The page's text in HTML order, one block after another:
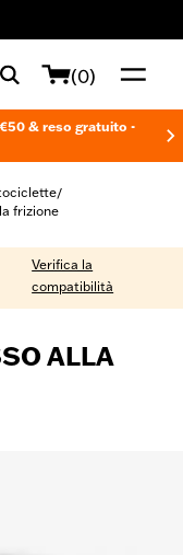
(0)
& reso gratuito -
/
frizione
Verifica la
compatibilità
ALLA